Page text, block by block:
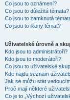
Co jsou to oznámení?
Co jsou to důležitá témata?
Co jsou to zamknutá
Co jsou to ikony témat?
Uživatelské úrovně a
Kdo jsou to administrátoři?
Kdo jsou to moderátoři?
Co jsou to uživatelské
Kde najdu seznam
Jak se můžu stát
Proč mají některé
Co je to „Výchozí